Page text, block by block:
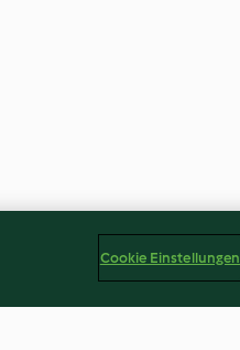
Cookie Einstellungen